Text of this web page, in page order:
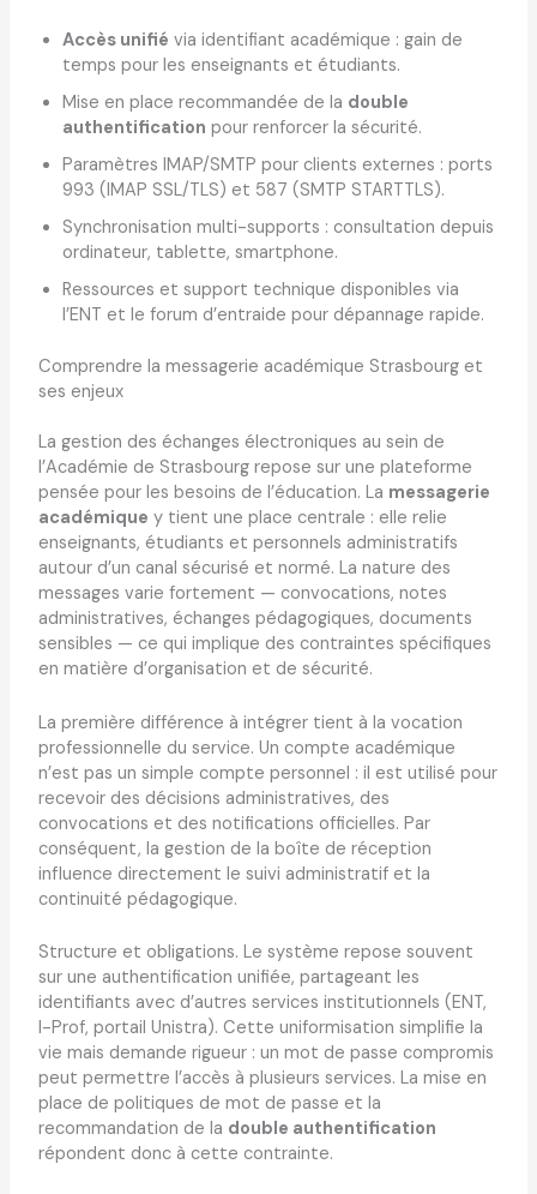
Accès unifié via identifiant académique : gain de
temps pour les enseignants et étudiants.
Mise en place recommandée de la double
authentification pour renforcer la sécurité.
Paramètres IMAP/SMTP pour clients externes : ports
993 (IMAP SSL/TLS) et 587 (SMTP STARTTLS).
Synchronisation multi-supports : consultation depuis
ordinateur, tablette, smartphone.
Ressources et support technique disponibles via
l’ENT et le forum d’entraide pour dépannage rapide.
Comprendre la messagerie académique Strasbourg et
ses enjeux
La gestion des échanges électroniques au sein de
l’Académie de Strasbourg repose sur une plateforme
pensée pour les besoins de l’éducation. La messagerie
académique y tient une place centrale : elle relie
enseignants, étudiants et personnels administratifs
autour d’un canal sécurisé et normé. La nature des
messages varie fortement — convocations, notes
administratives, échanges pédagogiques, documents
sensibles — ce qui implique des contraintes spécifiques
en matière d’organisation et de sécurité.
La première différence à intégrer tient à la vocation
professionnelle du service. Un compte académique
n’est pas un simple compte personnel : il est utilisé pour
recevoir des décisions administratives, des
convocations et des notifications officielles. Par
conséquent, la gestion de la boîte de réception
influence directement le suivi administratif et la
continuité pédagogique.
Structure et obligations. Le système repose souvent
sur une authentification unifiée, partageant les
identifiants avec d’autres services institutionnels (ENT,
I-Prof, portail Unistra). Cette uniformisation simplifie la
vie mais demande rigueur : un mot de passe compromis
peut permettre l’accès à plusieurs services. La mise en
place de politiques de mot de passe et la
recommandation de la double authentification
répondent donc à cette contrainte.